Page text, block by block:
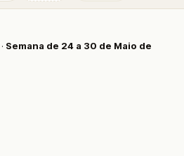
· Semana de 24 a 30 de Maio de